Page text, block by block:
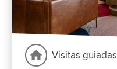
Visitas guiadas